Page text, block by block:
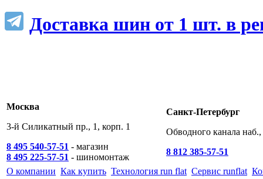
Доставка шин от 1 шт. в
Москва
3-й Силикатный пр., 1, корп. 1
8 495 540-57-51 - магазин
8 495 225-57-51 - шиномонтаж
Санкт-Петербург
Обводного канала
8 812 385-57-51
О компании Как купить Технология run flat Сервис runflat